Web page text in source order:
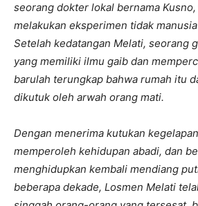
seorang dokter lokal bernama
melakukan eksperimen tidak
Setelah kedatangan Melati, seorang
yang memiliki ilmu gaib dan
barulah terungkap bahwa rumah itu
dikutuk oleh arwah orang mati.
Dengan menerima kutukan
memperoleh kehidupan abadi, dan
menghidupkan kembali mendiang
beberapa dekade, Losmen Melati